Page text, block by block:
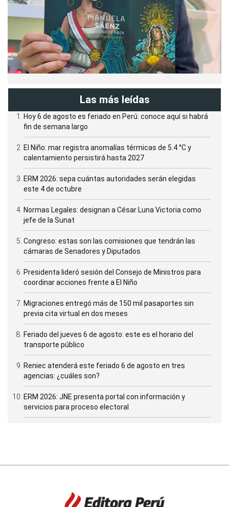
Las más leídas
Hoy 6 de agosto es feriado en Perú: conoce aquí si habrá
fin de semana largo
El Niño: mar registra anomalías térmicas de 5.4 °C y
calentamiento persistirá hasta 2027
ERM 2026: sepa cuántas autoridades serán elegidas
este 4 de octubre
Normas Legales: designan a César Luna Victoria como
jefe de la Sunat
Congreso: estas son las comisiones que tendrán las
cámaras de Senadores y Diputados
Presidenta lideró sesión del Consejo de Ministros para
coordinar acciones frente a El Niño
Migraciones entregó más de 150 mil pasaportes sin
previa cita virtual en dos meses
Feriado del jueves 6 de agosto: este es el horario del
transporte público
Reniec atenderá este feriado 6 de agosto en tres
agencias: ¿cuáles son?
ERM 2026: JNE presenta portal con información y
servicios para proceso electoral